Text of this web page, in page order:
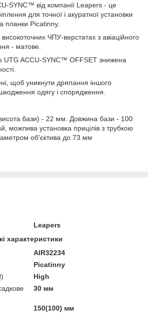
SYNC™ від компанії Leapers - це
для точної і акуратної установки
планки Picatinny.
ЧПУ-верстатах з авіаційного
- матове.
UTG ACCU-SYNC™ OFFSET знижена
щоб уникнути дряпання іншого
одягу і спорядження.
бази) - 22 мм. Довжина бази - 100
можлива установка прицілів з трубкою
об'єктива до 73 мм
Leapers
характеристики
AIR32234
Picatinny
High
30 мм
150(100) мм